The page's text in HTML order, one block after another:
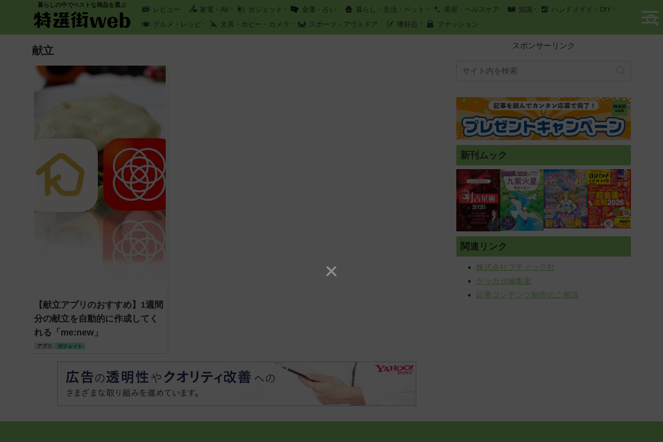
暮らしの中でベストな商品を選ぶ
レビュー 家電・AV ガジェット 金運・占い 暮らし・生活・ペット 美容・ヘルスケア 知識
ハンドメイド・DIY
グルメ・レシピ
文具・ホビー・カメラ スポーツ・アウトドア 嗜好品 ファッション
献立
【献立アプリのおすすめ】1週間
分の献立を自動的に作成してく
れる「me:new」
アプリ ガジェット
スポンサーリンク
新刊ムック
関連リンク
株式会社ブティック社
ゲッカヨ編集室
記事コンテンツ制作のご相談